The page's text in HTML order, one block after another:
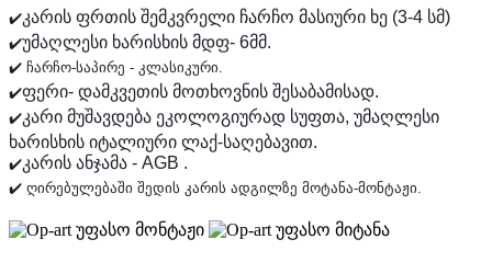
✔️კარის ფრთის შემკვრელი ჩარჩო მასიური ხე (3-4 სმ)
✔️უმაღლესი ხარისხის მდფ- 6მმ.
✔️ ჩარჩო-საპირე - კლასიკური.
✔️ფერი- დამკვეთის მოთხოვნის შესაბამისად.
✔️კარი მუშავდება ეკოლოგიურად სუფთა, უმაღლესი
ხარისხის იტალიური ლაქ-საღებავით.
✔️კარის ანჯამა - AGB .
✔️ ღირებულებაში შედის კარის ადგილზე მოტანა-მონტაჟი.
უფასო მონტაჟი უფასო მიტანა